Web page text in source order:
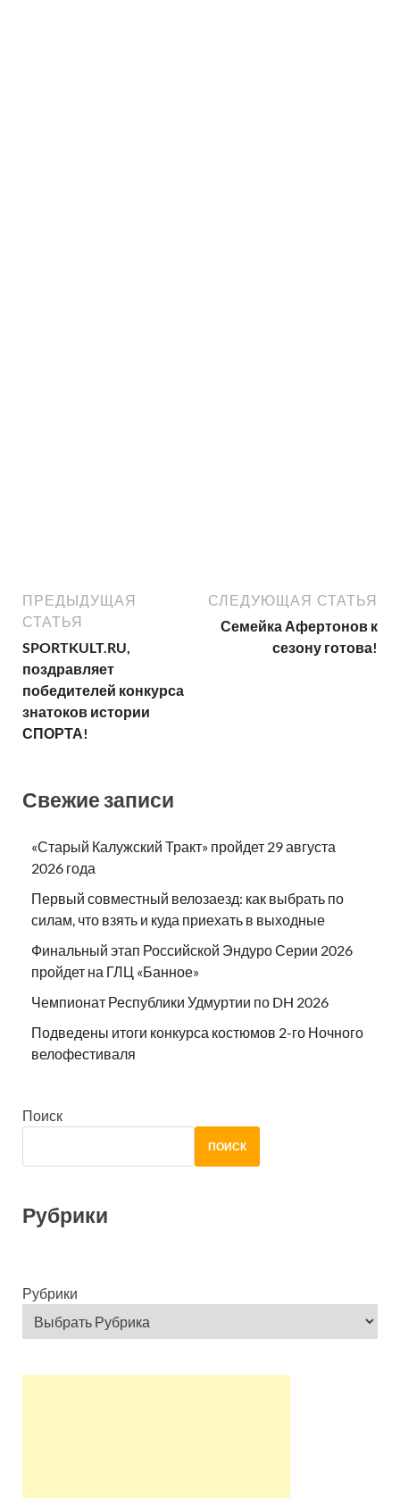
ПРЕДЫДУЩАЯ
СТАТЬЯ
SPORTKULT.RU,
поздравляет
победителей конкурса
знатоков истории
СПОРТА!
СЛЕДУЮЩАЯ СТАТЬЯ
Семейка Афертонов к
сезону готова!
Свежие записи
«Старый Калужский Тракт» пройдет 29 августа
2026 года
Первый совместный велозаезд: как выбрать по
силам, что взять и куда приехать в выходные
Финальный этап Российской Эндуро Серии 2026
пройдет на ГЛЦ «Банное»
Чемпионат Республики Удмуртии по DH 2026
Подведены итоги конкурса костюмов 2-го Ночного
велофестиваля
Поиск
ПОИСК
Рубрики
Рубрики